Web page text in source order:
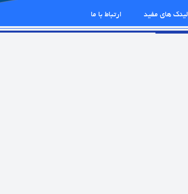
لینک های مفید ارتباط با ما